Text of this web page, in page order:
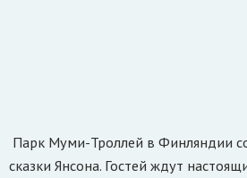
Парк Муми-Троллей в Финляндии
сказки Янсона. Гостей ждут